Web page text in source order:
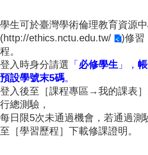
成
員
博
士
班
碩
士
班
在
學生可於臺灣學術倫理教育資源
(http://ethics.nctu.edu.tw/
)修習
程。
登入時身分請選 「必修學生 」，
預設學號末5碼。
登入後至［課程專區→我的課表
行總測驗，
每日限5次未通過機會，若通過測
至［學習歷程］下載修課證明。